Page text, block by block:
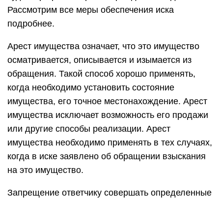
Рассмотрим все меры обеспечения иска
подробнее.
Арест имущества означает, что это имущество
осматривается, описывается и изымается из
обращения. Такой способ хорошо применять,
когда необходимо установить состояние
имущества, его точное местонахождение. Арест
имущества исключает возможность его продажи
или другие способы реализации. Арест
имущества необходимо применять в тех случаях,
когда в иске заявлено об обращении взыскания
на это имущество.
Запрещение ответчику совершать определенные